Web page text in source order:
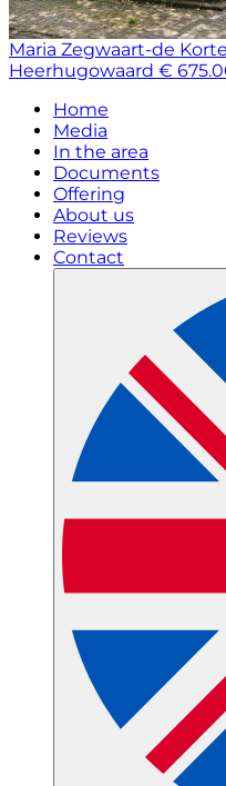
Maria Zegwaart-de
Heerhugowaard €
Home
Media
In the area
Documents
Offering
About us
Reviews
Contact